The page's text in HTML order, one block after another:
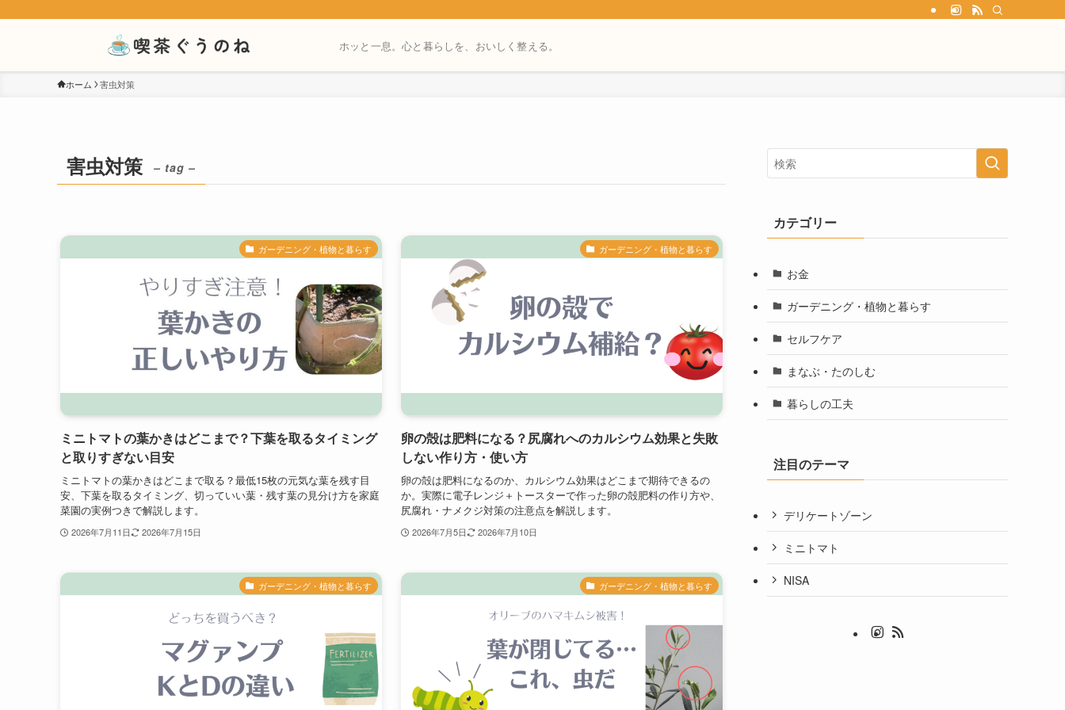
ホッと一息。心と暮らしを、おいしく整える。
ホーム 害虫対策
害虫対策 – tag –
ガーデニング・植物と暮らす
ミニトマトの葉かきはどこまで？下葉を取るタイミング
と取りすぎない目安
ミニトマトの葉かきはどこまで取る？最低15枚の元気な葉を残す目
安、下葉を取るタイミング、切っていい葉・残す葉の見分け方を家庭
菜園の実例つきで解説します。
2026年7月11日 2026年7月15日
ガーデニング・植物と暮らす
卵の殻は肥料になる？尻腐れへのカルシウム効果と失敗
しない作り方・使い方
卵の殻は肥料になるのか、カルシウム効果はどこまで期待できるの
か。実際に電子レンジ＋トースターで作った卵の殻肥料の作り方や、
尻腐れ・ナメクジ対策の注意点を解説します。
2026年7月5日 2026年7月10日
ガーデニング・植物と暮らす ガーデニング・植物と暮らす
カテゴリー
お金
ガーデニング・植物と暮らす
セルフケア
まなぶ・たのしむ
暮らしの工夫
注目のテーマ
デリケートゾーン
ミニトマト
NISA